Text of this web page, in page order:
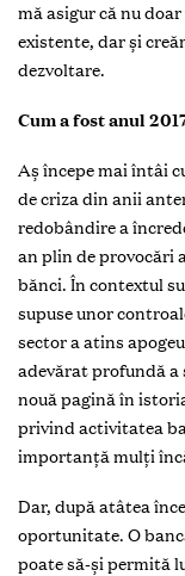
mă asigur că nu
existente, dar şi
dezvoltare.
Cum a fost anul
Aş începe mai întâi
de criza din anii
redobândire a
an plin de provocări
bănci. În contextul
supuse unor
sector a atins
adevărat profundă a
nouă pagină în
privind activitatea
importanţă mulţi
Dar, după atâtea
oportunitate. O
poate să-şi permită